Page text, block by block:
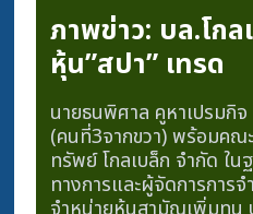
ภาพข่าว: บล.โก
หุ้น”สปา” เทรด
นายธนพิศาล คูหาเปรมกิจ
(คนที่3จากขวา) พร้อมคณ
ทรัพย์ โกลเบล็ก จำกัด ใน
ทางการและผู้จัดการการ